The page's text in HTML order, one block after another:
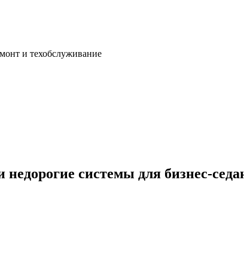
и техобслуживание
системы для бизнес-